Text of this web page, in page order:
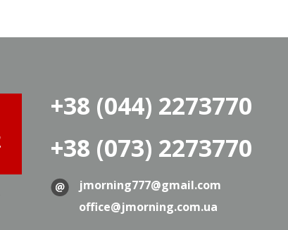
+38 (044) 2273770
+38 (073) 2273770
jmorning777@gmail.com
office@jmorning.com.ua